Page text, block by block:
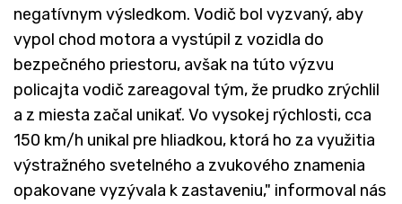
negatívnym výsledkom. Vodič bol vyzvaný, aby
vypol chod motora a vystúpil z vozidla do
bezpečného priestoru, avšak na túto výzvu
policajta vodič zareagoval tým, že prudko zrýchlil
a z miesta začal unikať. Vo vysokej rýchlosti, cca
150 km/h unikal pre hliadkou, ktorá ho za využitia
výstražného svetelného a zvukového znamenia
opakovane vyzývala k zastaveniu," informoval nás